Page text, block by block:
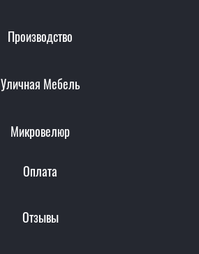
Производство
Уличная Мебель
Микровелюр
Оплата
Отзывы